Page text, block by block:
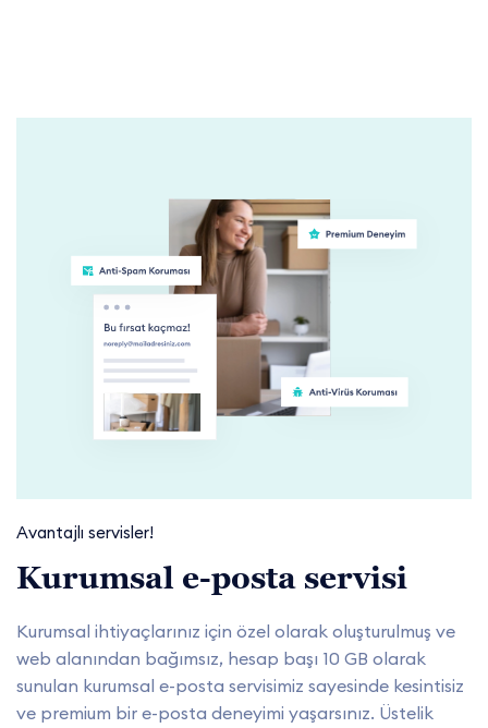
Avantajlı servisler!
Kurumsal e-posta servisi
Kurumsal ihtiyaçlarınız için özel olarak oluşturulmuş ve
web alanından bağımsız, hesap başı 10 GB olarak
sunulan kurumsal e-posta servisimiz sayesinde kesintisiz
ve premium bir e-posta deneyimi yaşarsınız. Üstelik